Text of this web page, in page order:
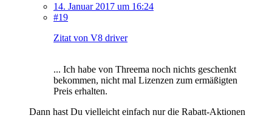
14. Januar 2017 um 16:24
#19
Zitat von V8 driver
... Ich habe von Threema noch nichts geschenkt
bekommen, nicht mal Lizenzen zum ermäßigten
Preis erhalten.
Dann hast Du vielleicht einfach nur die Rabatt-Aktionen